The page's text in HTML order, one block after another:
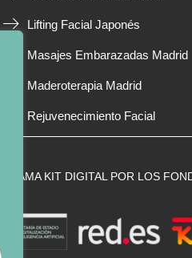
Lifting Facial Japonés
Masajes Embarazadas Madrid
Maderoterapia Madrid
Rejuvenecimiento Facial
KIT DIGITAL POR LOS